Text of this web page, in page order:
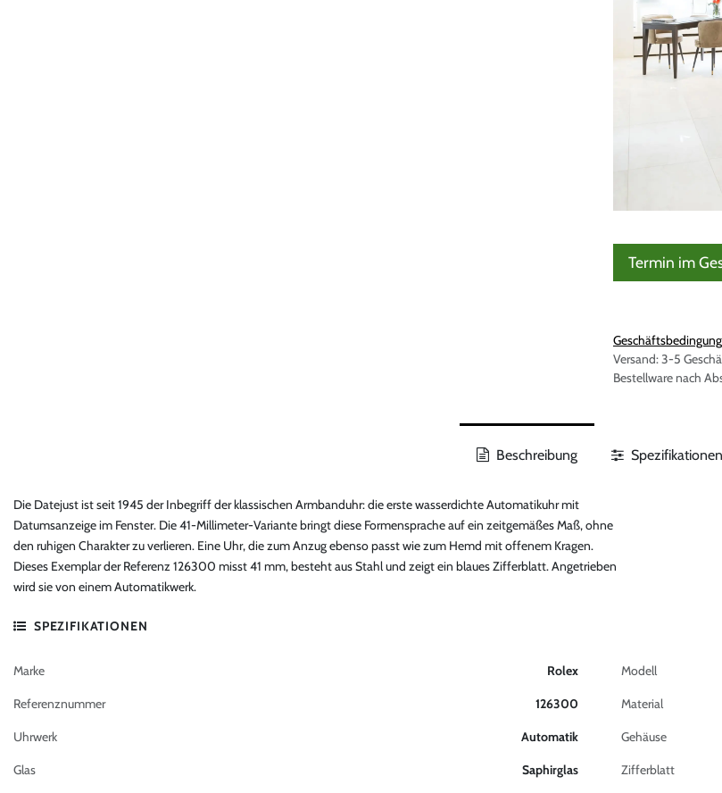
Termin im
Versand: 3-5
Bestellware nach
Beschreibung Spezifikationen
Die Datejust ist seit 1945 der Inbegriff der klassischen Armbanduhr: die erste wasserdichte Automatikuhr mit
Datumsanzeige im Fenster. Die 41-Millimeter-Variante bringt diese Formensprache auf ein zeitgemäßes Maß, ohne
den ruhigen Charakter zu verlieren. Eine Uhr, die zum Anzug ebenso passt wie zum Hemd mit offenem Kragen.
Dieses Exemplar der Referenz 126300 misst 41 mm, besteht aus Stahl und zeigt ein blaues Zifferblatt. Angetrieben
wird sie von einem Automatikwerk.
SPEZIFIKATIONEN
Marke Rolex Modell
Referenznummer 126300 Material
Uhrwerk Automatik Gehäuse
Glas Saphirglas Zifferblatt